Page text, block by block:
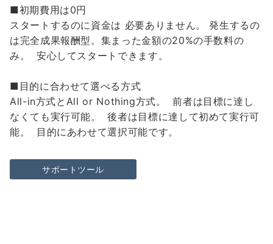
■初期費用は0円
スタートするのに資金は 必要ありません。 発生するの
は完全成果報酬型。集まった金額の20%の手数料の
み。 安心してスタートできます。
■目的に合わせて選べる方式
All-in方式とAll or Nothing方式。 前者は目標に達し
なくても実行可能。 後者は目標に達して初めて実行可
能。 目的にあわせて選択可能です。
サポートツール